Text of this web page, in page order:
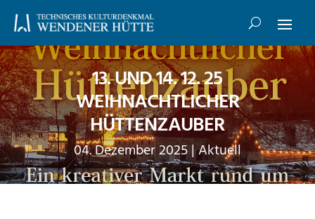
13. UND 14. 12. 25
WEIHNACHTLICHER
HÜTTENZAUBER
04. Dezember 2025|Aktuell